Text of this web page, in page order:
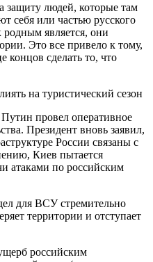
людей, которые там
себя или частью русского
является, они
Это все привело к тому,
сделать то, что
на туристический сезон
провел оперативное
Президент вновь заявил,
России связаны с
Киев пытается
атаками по российским
для ВСУ стремительно
территории и отступает
российским